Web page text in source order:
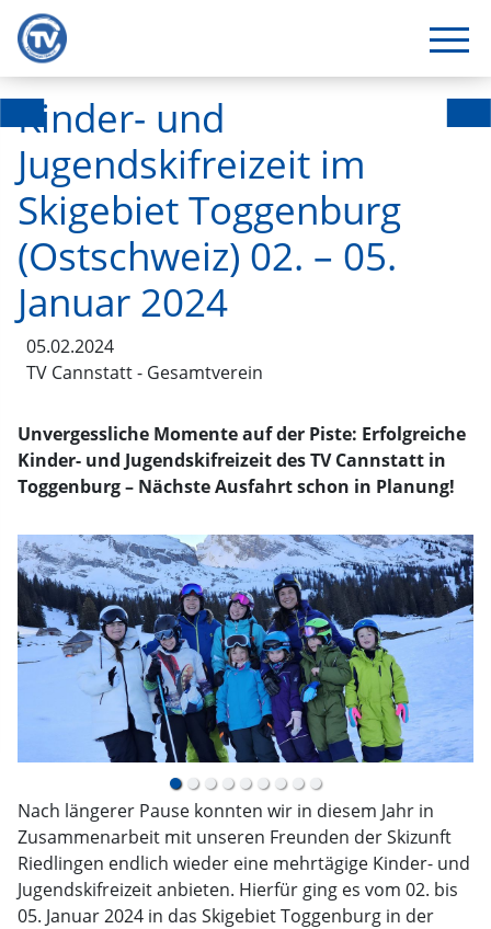
Kinder- und
Jugendskifreizeit im
Skigebiet Toggenburg
(Ostschweiz) 02. – 05.
Januar 2024
05.02.2024
TV Cannstatt - Gesamtverein
Unvergessliche Momente auf der Piste: Erfolgreiche
Kinder- und Jugendskifreizeit des TV Cannstatt in
Toggenburg – Nächste Ausfahrt schon in Planung!
Nach längerer Pause konnten wir in diesem Jahr in
Zusammenarbeit mit unseren Freunden der Skizunft
Riedlingen endlich wieder eine mehrtägige Kinder- und
Jugendskifreizeit anbieten. Hierfür ging es vom 02. bis
05. Januar 2024 in das Skigebiet Toggenburg in der